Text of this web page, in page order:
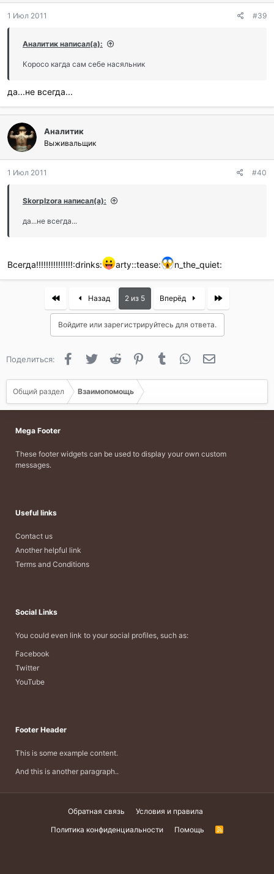
1 Июл 2011 #39
Аналитик написал(а):
Коросо кагда сам себе насяльник
да...не всегда...
Аналитик
Выживальщик
1 Июл 2011 #40
SkorpIzora написал(а):
да...не всегда...
Всегда!!!!!!!!!!!!!!!:drinks: arty::tease: n_the_quiet:
First Назад 2 из 5 Вперёд Last
Войдите или зарегистрируйтесь для ответа.
Поделиться: FacebookTwitter Reddit PinterestTumblr WhatsApp
Общий раздел Взаимопомощь
Mega Footer
These footer widgets can be used to display your own custom
messages.
Useful links
Contact us
Another helpful link
Terms and Conditions
Social Links
You could even link to your social profiles, such as:
Facebook
Twitter
YouTube
Footer Header
This is some example content.
And this is another paragraph..
Обратная связь
Условия и правила
Политика конфиденциальности
Помощь
R